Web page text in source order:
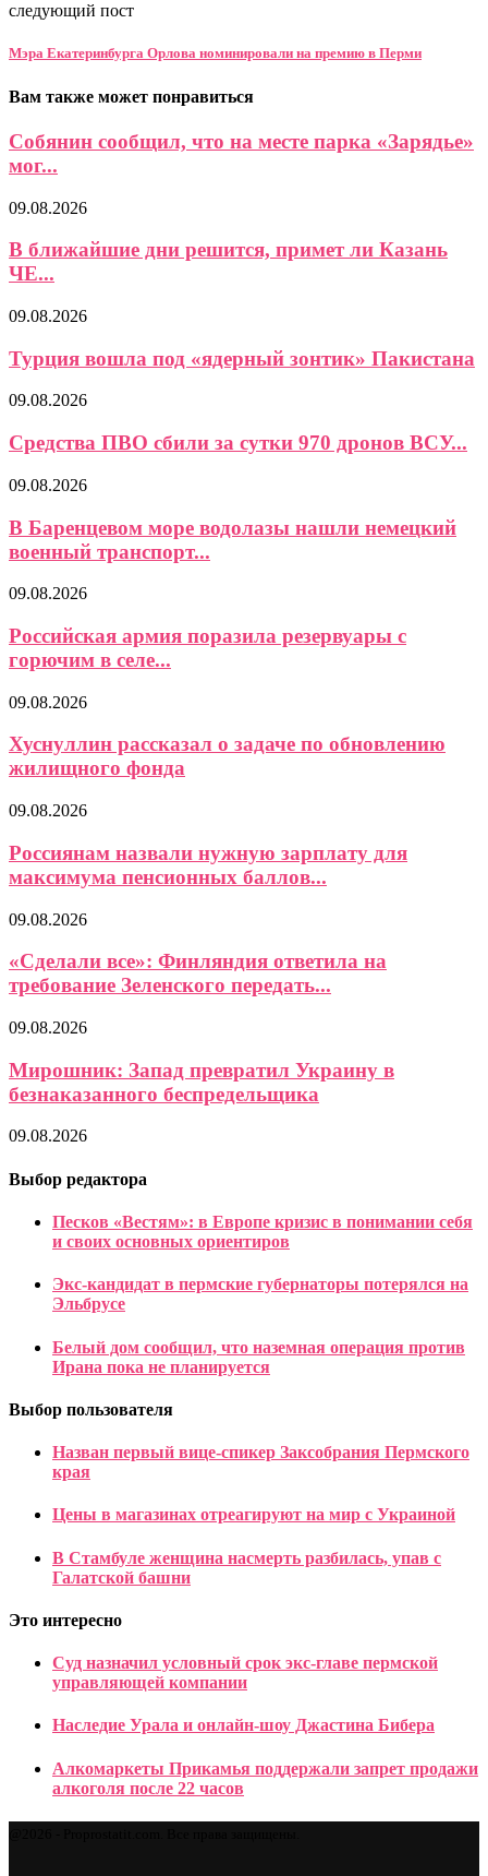
следующий пост
Мэра Екатеринбурга Орлова номинировали на премию в Перми
Вам также может понравиться
Собянин сообщил, что на месте парка «Зарядье»
мог...
09.08.2026
В ближайшие дни решится, примет ли Казань
ЧЕ...
09.08.2026
Турция вошла под «ядерный зонтик» Пакистана
09.08.2026
Средства ПВО сбили за сутки 970 дронов ВСУ...
09.08.2026
В Баренцевом море водолазы нашли немецкий
военный транспорт...
09.08.2026
Российская армия поразила резервуары с
горючим в селе...
09.08.2026
Хуснуллин рассказал о задаче по обновлению
жилищного фонда
09.08.2026
Россиянам назвали нужную зарплату для
максимума пенсионных баллов...
09.08.2026
«Сделали все»: Финляндия ответила на
требование Зеленского передать...
09.08.2026
Мирошник: Запад превратил Украину в
безнаказанного беспредельщика
09.08.2026
Выбор редактора
Песков «Вестям»: в Европе кризис в понимании себя
и своих основных ориентиров
Экс-кандидат в пермские губернаторы потерялся на
Эльбрусе
Белый дом сообщил, что наземная операция против
Ирана пока не планируется
Выбор пользователя
Назван первый вице-спикер Заксобрания Пермского
края
Цены в магазинах отреагируют на мир с Украиной
В Стамбуле женщина насмерть разбилась, упав с
Галатской башни
Это интересно
Суд назначил условный срок экс-главе пермской
управляющей компании
Наследие Урала и онлайн-шоу Джастина Бибера
Алкомаркеты Прикамья поддержали запрет продажи
алкоголя после 22 часов